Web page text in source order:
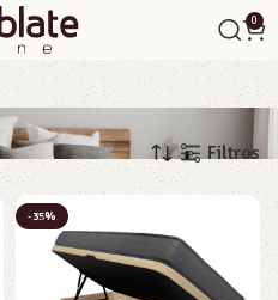
0
Filtros
-35%